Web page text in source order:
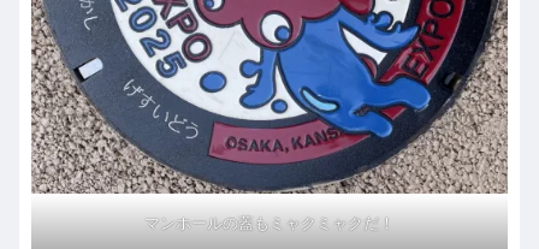
マンホールの蓋もミャクミャクだ！